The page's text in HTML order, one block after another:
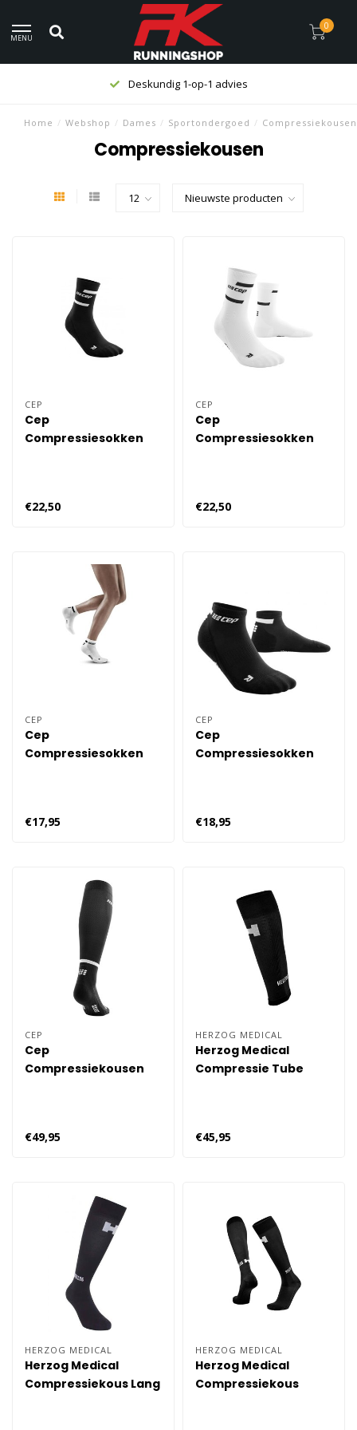
MENU
0
Deskundig 1-op-1 advies
Home / Webshop / Dames / Sportondergoed / Compressiekousen
Compressiekousen
CEP
Cep
Compressiesokken
€22,50
CEP
Cep
Compressiesokken
€22,50
CEP
Cep
Compressiesokken
€17,95
CEP
Cep
Compressiesokken
€18,95
CEP
Cep
Compressiekousen
€49,95
HERZOG MEDICAL
Herzog Medical
Compressie Tube
€45,95
HERZOG MEDICAL
Herzog Medical
Compressiekous Lang
HERZOG MEDICAL
Herzog Medical
Compressiekous